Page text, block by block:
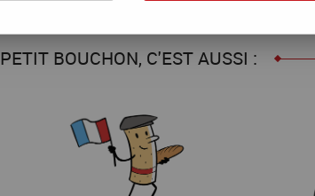
PETIT BOUCHON, C'EST AUSSI :